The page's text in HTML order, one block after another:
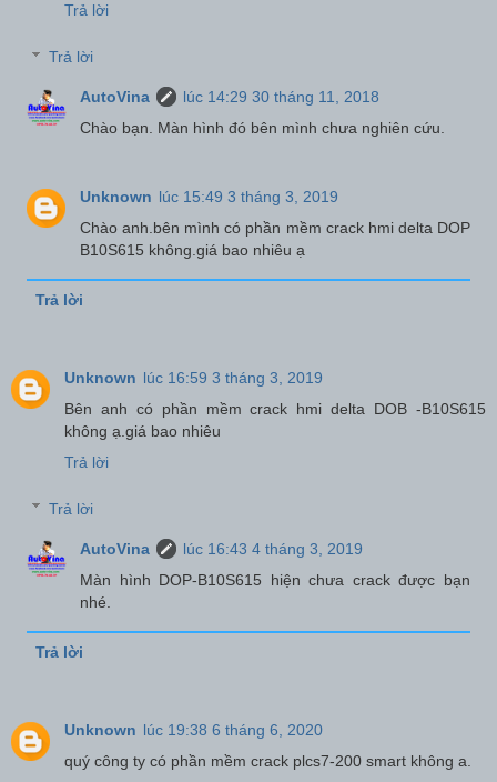
Trả lời
Trả lời
AutoVina
lúc 14:29 30 tháng 11, 2018
Chào bạn. Màn hình đó bên mình chưa nghiên cứu.
Unknown lúc 15:49 3 tháng 3, 2019
Chào anh.bên mình có phần mềm crack hmi delta DOP
B10S615 không.giá bao nhiêu ạ
Trả lời
Unknown lúc 16:59 3 tháng 3, 2019
Bên anh có phần mềm crack hmi delta DOB -B10S615
không ạ.giá bao nhiêu
Trả lời
Trả lời
AutoVina
lúc 16:43 4 tháng 3, 2019
Màn hình DOP-B10S615 hiện chưa crack được bạn
nhé.
Trả lời
Unknown lúc 19:38 6 tháng 6, 2020
quý công ty có phần mềm crack plcs7-200 smart không a.